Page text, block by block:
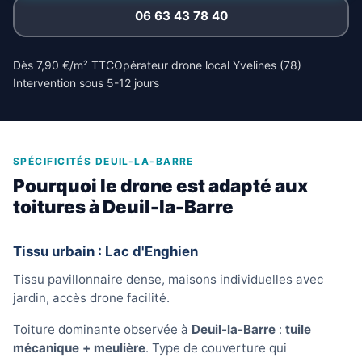
06 63 43 78 40
Dès 7,90 €/m² TTCOpérateur drone local Yvelines (78)
Intervention sous 5-12 jours
SPÉCIFICITÉS DEUIL-LA-BARRE
Pourquoi le drone est adapté aux
toitures à Deuil-la-Barre
Tissu urbain : Lac d'Enghien
Tissu pavillonnaire dense, maisons individuelles avec
jardin, accès drone facilité.
Toiture dominante observée à Deuil-la-Barre : tuile
mécanique + meulière. Type de couverture qui